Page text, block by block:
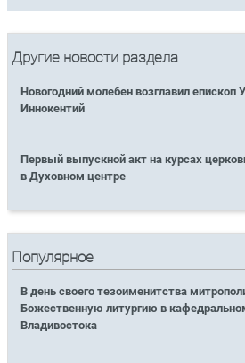
Другие новости раздела
Новогодний молебен возглавил епископ
Иннокентий
Первый выпускной акт на курсах
в Духовном центре
Популярное
В день своего тезоименитства
Божественную литургию в
Владивостока